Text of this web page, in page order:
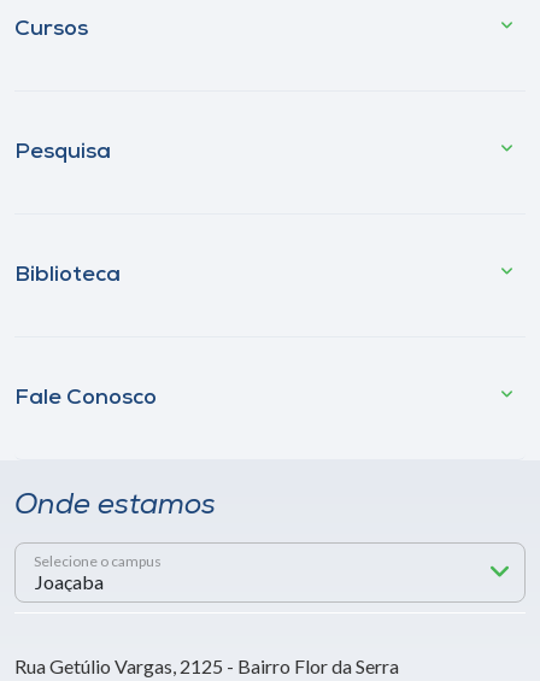
Cursos
Pesquisa
Biblioteca
Fale Conosco
Onde estamos
Selecione o campus
Rua Getúlio Vargas, 2125 - Bairro Flor da Serra